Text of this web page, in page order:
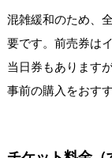
混雑緩和のため、
要です。前売券は
当日券もあります
事前の購入をおす